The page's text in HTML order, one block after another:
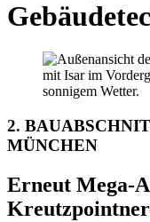
2.
MÜNCHEN
Erneut Mega-